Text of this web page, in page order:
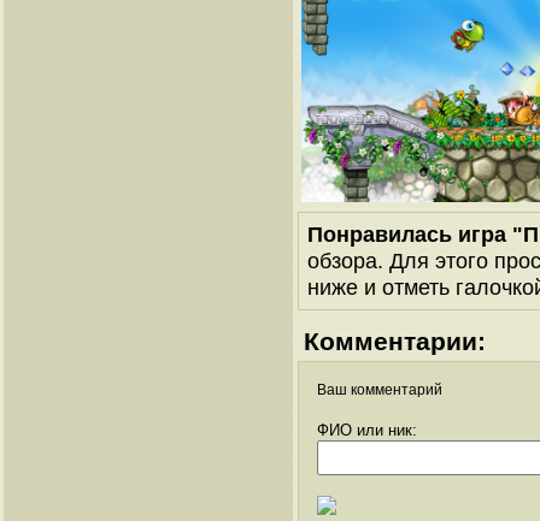
Понравилась игра
обзора. Для этого
ниже и отметь
Комментарии:
Ваш комментарий
ФИО или ник: